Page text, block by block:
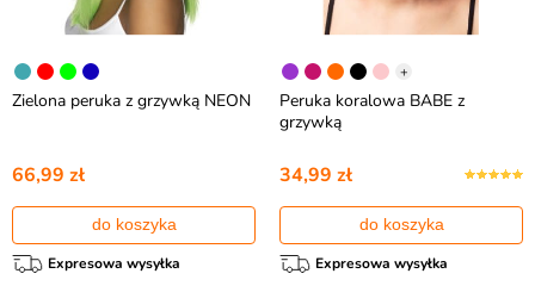
Zielona peruka z grzywką NEON
66,99 zł
do koszyka
Expresowa wysyłka
+
Peruka koralowa BABE z
grzywką
34,99 zł
do koszyka
Expresowa wysyłka